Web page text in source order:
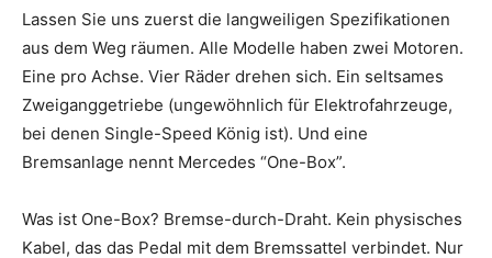
Lassen Sie uns zuerst die langweiligen Spezifikationen
aus dem Weg räumen. Alle Modelle haben zwei Motoren.
Eine pro Achse. Vier Räder drehen sich. Ein seltsames
Zweiganggetriebe (ungewöhnlich für Elektrofahrzeuge,
bei denen Single-Speed König ist). Und eine
Bremsanlage nennt Mercedes “One-Box”.
Was ist One-Box? Bremse-durch-Draht. Kein physisches
Kabel, das das Pedal mit dem Bremssattel verbindet. Nur